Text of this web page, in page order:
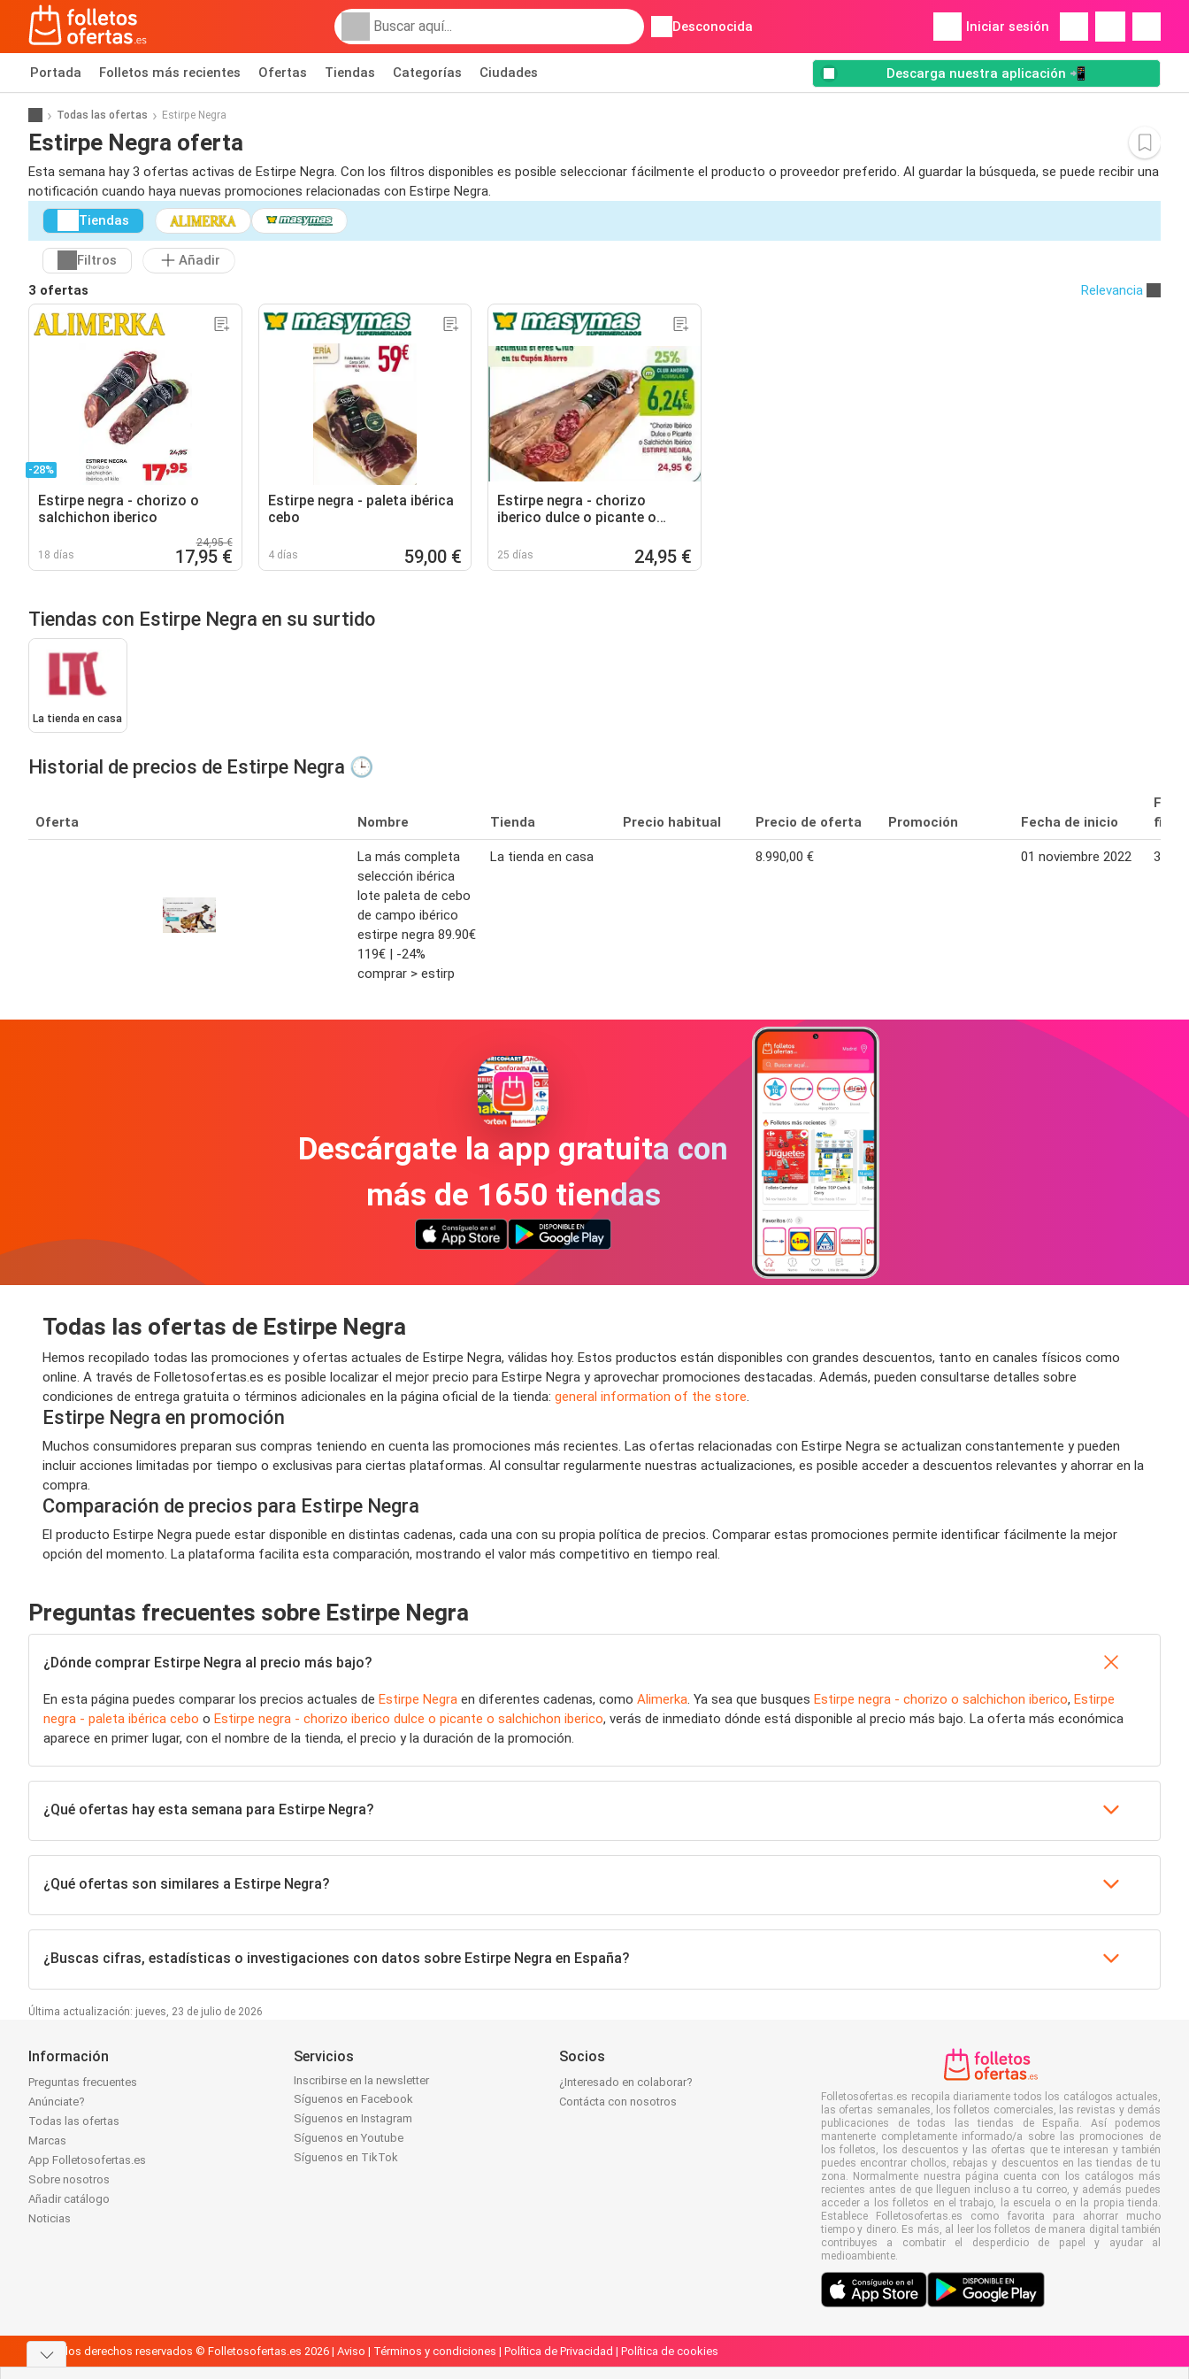
Desconocida Iniciar sesión
Portada Folletos más recientes Ofertas Tiendas Categorías Ciudades Descarga nuestra aplicación 📲
Todas las ofertas Estirpe Negra
Estirpe Negra oferta
Esta semana hay 3 ofertas activas de Estirpe Negra. Con los filtros disponibles es posible seleccionar fácilmente el producto o proveedor preferido. Al guardar la búsqueda, se puede recibir una
notificación cuando haya nuevas promociones relacionadas con Estirpe Negra.
Tiendas
Filtros
Añadir
3 ofertas
Relevancia
-28%
Estirpe negra - chorizo o
salchichon iberico
18 días
24,95 €
17,95 €
Estirpe negra - paleta ibérica
cebo
4 días 59,00 €
Estirpe negra - chorizo
iberico dulce o picante o
25 días 24,95 €
Tiendas con Estirpe Negra en su surtido
La tienda en casa
Historial de precios de Estirpe Negra 🕒
Oferta Nombre Tienda Precio habitual Precio de oferta Promoción Fecha de inicio
La más completa
selección ibérica
lote paleta de cebo
de campo ibérico
estirpe negra 89.90€
119€ | -24%
comprar > estirp
La tienda en casa 8.990,00 € 01 noviembre 2022 30
Descárgate la app gratuita con
más de 1650 tiendas
Todas las ofertas de Estirpe Negra
Hemos recopilado todas las promociones y ofertas actuales de Estirpe Negra, válidas hoy. Estos productos están disponibles con grandes descuentos, tanto en canales físicos como
online. A través de Folletosofertas.es es posible localizar el mejor precio para Estirpe Negra y aprovechar promociones destacadas. Además, pueden consultarse detalles sobre
condiciones de entrega gratuita o términos adicionales en la página oficial de la tienda: general information of the store.
Estirpe Negra en promoción
Muchos consumidores preparan sus compras teniendo en cuenta las promociones más recientes. Las ofertas relacionadas con Estirpe Negra se actualizan constantemente y pueden
incluir acciones limitadas por tiempo o exclusivas para ciertas plataformas. Al consultar regularmente nuestras actualizaciones, es posible acceder a descuentos relevantes y ahorrar en la
compra.
Comparación de precios para Estirpe Negra
El producto Estirpe Negra puede estar disponible en distintas cadenas, cada una con su propia política de precios. Comparar estas promociones permite identificar fácilmente la mejor
opción del momento. La plataforma facilita esta comparación, mostrando el valor más competitivo en tiempo real.
Preguntas frecuentes sobre Estirpe Negra
¿Dónde comprar Estirpe Negra al precio más bajo?
En esta página puedes comparar los precios actuales de Estirpe Negra en diferentes cadenas, como Alimerka. Ya sea que busques Estirpe negra - chorizo o salchichon iberico, Estirpe
negra - paleta ibérica cebo o Estirpe negra - chorizo iberico dulce o picante o salchichon iberico, verás de inmediato dónde está disponible al precio más bajo. La oferta más económica
aparece en primer lugar, con el nombre de la tienda, el precio y la duración de la promoción.
¿Qué ofertas hay esta semana para Estirpe Negra?
¿Qué ofertas son similares a Estirpe Negra?
¿Buscas cifras, estadísticas o investigaciones con datos sobre Estirpe Negra en España?
Última actualización: jueves, 23 de julio de 2026
Información
Preguntas frecuentes
Anúnciate?
Todas las ofertas
Marcas
App Folletosofertas.es
Sobre nosotros
Añadir catálogo
Noticias
Servicios
Inscribirse en la newsletter
Síguenos en Facebook
Síguenos en Instagram
Síguenos en Youtube
Síguenos en TikTok
Socios
¿Interesado en colaborar?
Contácta con nosotros
Folletosofertas.es recopila diariamente todos los catálogos actuales,
las ofertas semanales, los folletos comerciales, las revistas y demás
publicaciones de todas las tiendas de España. Así podemos
mantenerte completamente informado/a sobre las promociones de
los folletos, los descuentos y las ofertas que te interesan y también
puedes encontrar chollos, rebajas y descuentos en las tiendas de tu
zona. Normalmente nuestra página cuenta con los catálogos más
recientes antes de que lleguen incluso a tu correo, y además puedes
acceder a los folletos en el trabajo, la escuela o en la propia tienda.
Establece Folletosofertas.es como favorita para ahorrar mucho
tiempo y dinero. Es más, al leer los folletos de manera digital también
contribuyes a combatir el desperdicio de papel y ayudar al
medioambiente.
Todos los derechos reservados © Folletosofertas.es 2026 | Aviso | Términos y condiciones | Política de Privacidad | Política de cookies